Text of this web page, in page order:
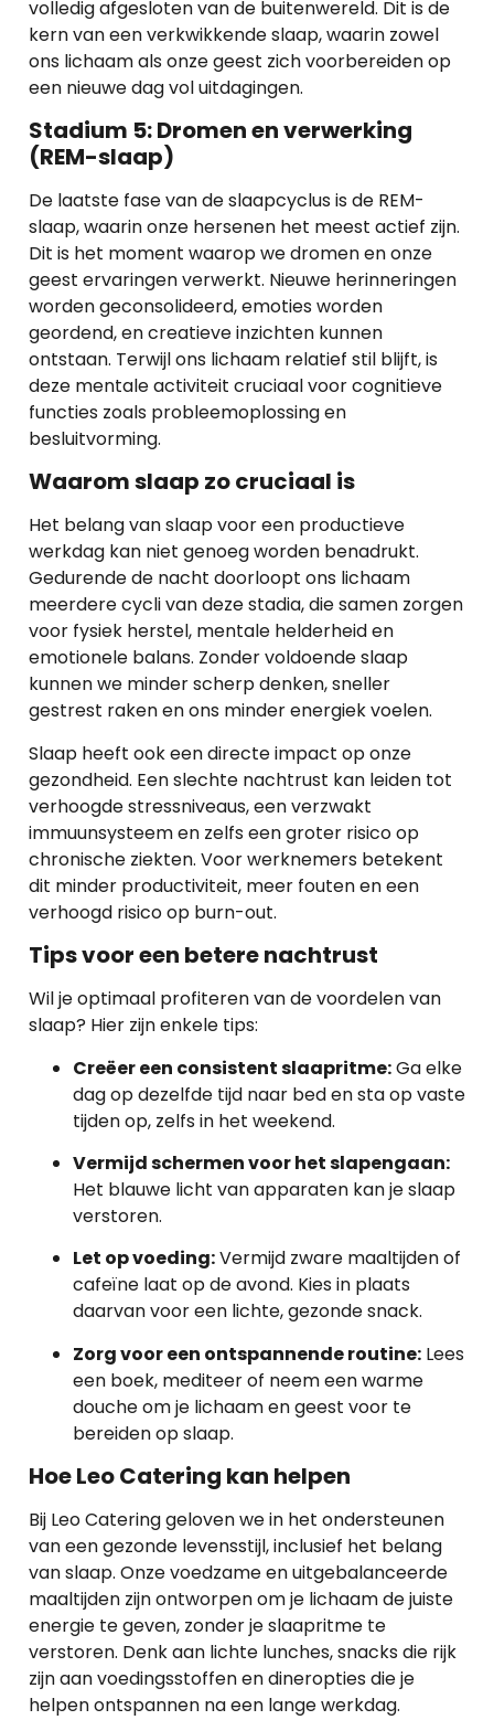
volledig afgesloten van de buitenwereld. Dit is de
kern van een verkwikkende slaap, waarin zowel
ons lichaam als onze geest zich voorbereiden op
een nieuwe dag vol uitdagingen.
Stadium 5: Dromen en verwerking
(REM-slaap)
De laatste fase van de slaapcyclus is de REM-
slaap, waarin onze hersenen het meest actief zijn.
Dit is het moment waarop we dromen en onze
geest ervaringen verwerkt. Nieuwe herinneringen
worden geconsolideerd, emoties worden
geordend, en creatieve inzichten kunnen
ontstaan. Terwijl ons lichaam relatief stil blijft, is
deze mentale activiteit cruciaal voor cognitieve
functies zoals probleemoplossing en
besluitvorming.
Waarom slaap zo cruciaal is
Het belang van slaap voor een productieve
werkdag kan niet genoeg worden benadrukt.
Gedurende de nacht doorloopt ons lichaam
meerdere cycli van deze stadia, die samen zorgen
voor fysiek herstel, mentale helderheid en
emotionele balans. Zonder voldoende slaap
kunnen we minder scherp denken, sneller
gestrest raken en ons minder energiek voelen.
Slaap heeft ook een directe impact op onze
gezondheid. Een slechte nachtrust kan leiden tot
verhoogde stressniveaus, een verzwakt
immuunsysteem en zelfs een groter risico op
chronische ziekten. Voor werknemers betekent
dit minder productiviteit, meer fouten en een
verhoogd risico op burn-out.
Tips voor een betere nachtrust
Wil je optimaal profiteren van de voordelen van
slaap? Hier zijn enkele tips:
Creëer een consistent slaapritme:Ga elke
dag op dezelfde tijd naar bed en sta op vaste
tijden op, zelfs in het weekend.
Vermijd schermen voor het slapengaan:
Het blauwe licht van apparaten kan je slaap
verstoren.
Let op voeding:Vermijd zware maaltijden of
cafeïne laat op de avond. Kies in plaats
daarvan voor een lichte, gezonde snack.
Zorg voor een ontspannende routine: Lees
een boek, mediteer of neem een warme
douche om je lichaam en geest voor te
bereiden op slaap.
Hoe Leo Catering kan helpen
Bij Leo Catering geloven we in het ondersteunen
van een gezonde levensstijl, inclusief het belang
van slaap. Onze voedzame en uitgebalanceerde
maaltijden zijn ontworpen om je lichaam de juiste
energie te geven, zonder je slaapritme te
verstoren. Denk aan lichte lunches, snacks die rijk
zijn aan voedingsstoffen en dineropties die je
helpen ontspannen na een lange werkdag.